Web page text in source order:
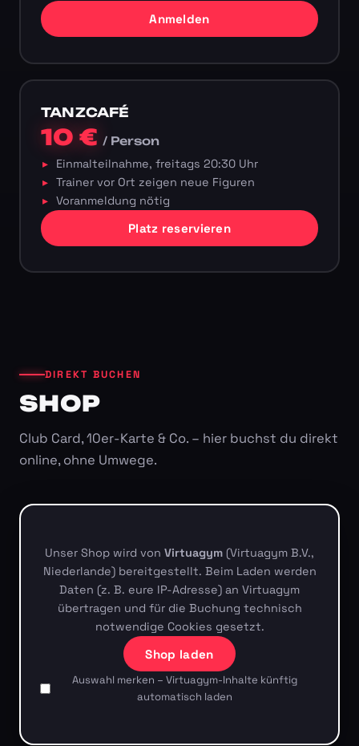
Anmelden
TANZCAFÉ
10 €/ Person
Einmalteilnahme, freitags 20:30 Uhr
Trainer vor Ort zeigen neue Figuren
Voranmeldung nötig
Platz reservieren
DIREKT BUCHEN
SHOP
Club Card, 10er-Karte & Co. – hier buchst du direkt
online, ohne Umwege.
Unser Shop wird von Virtuagym (Virtuagym B.V.,
Niederlande) bereitgestellt. Beim Laden werden
Daten (z. B. eure IP-Adresse) an Virtuagym
übertragen und für die Buchung technisch
notwendige Cookies gesetzt.
Shop laden
Auswahl merken – Virtuagym-Inhalte künftig
automatisch laden